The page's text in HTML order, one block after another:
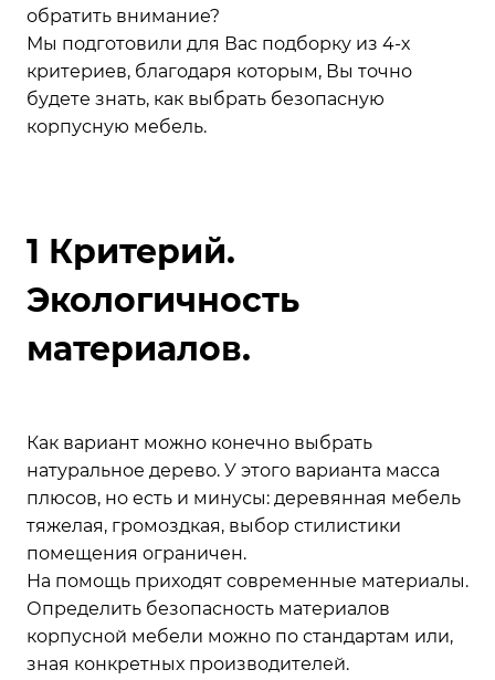
обратить внимание?
Мы подготовили для Вас подборку из 4-х
критериев, благодаря которым, Вы точно
будете знать, как выбрать безопасную
корпусную мебель.
1 Критерий.
Экологичность
материалов.
Как вариант можно конечно выбрать
натуральное дерево. У этого варианта масса
плюсов, но есть и минусы: деревянная мебель
тяжелая, громоздкая, выбор стилистики
помещения ограничен.
На помощь приходят современные материалы.
Определить безопасность материалов
корпусной мебели можно по стандартам или,
зная конкретных производителей.